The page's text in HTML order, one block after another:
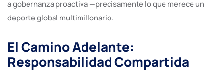
a gobernanza proactiva —precisamente lo que merece un
deporte global multimillonario.
El Camino Adelante:
Responsabilidad Compartida